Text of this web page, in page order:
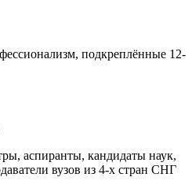
подкреплённые 12-
аспиранты, кандидаты наук,
вузов из 4-х стран СНГ